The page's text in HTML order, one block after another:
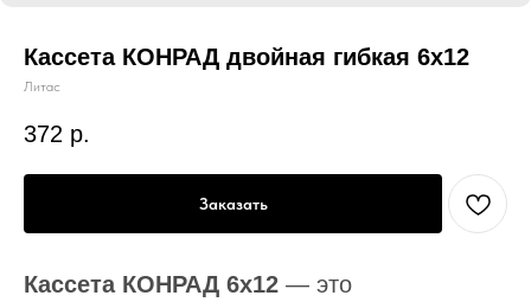
Кассета КОНРАД двойная гибкая 6х12
Литас
372 р.
Заказать
Кассета КОНРАД 6х12 — это